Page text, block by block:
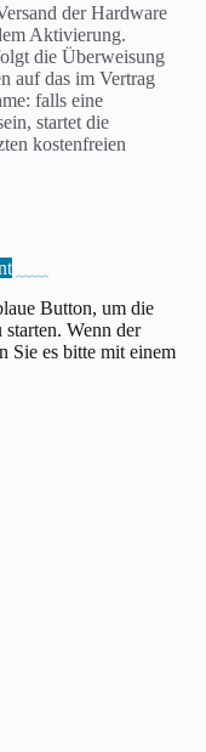
der Hardware
Aktivierung.
die Überweisung
auf das im Vertrag
falls eine
startet die
kostenfreien
Button, um die
Wenn der
Sie es bitte mit einem